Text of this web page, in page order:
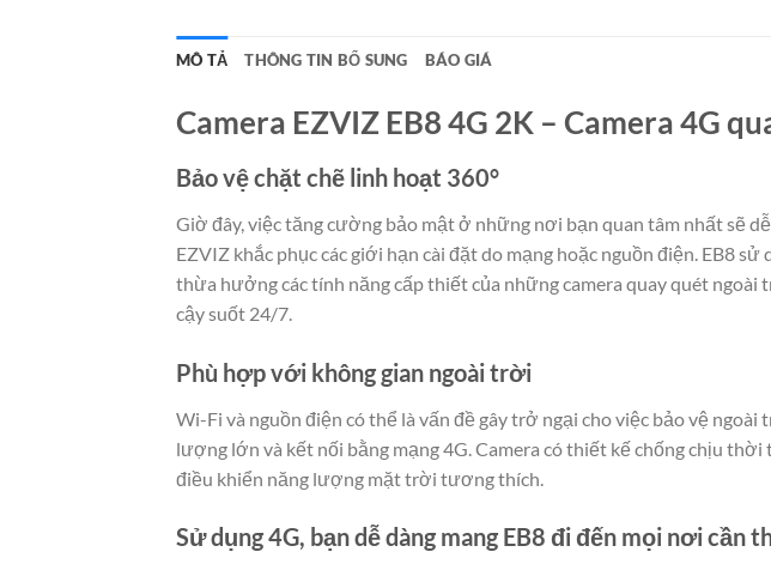
MÔ TẢ THÔNG TIN BỔ SUNG BÁO GIÁ
Camera EZVIZ EB8 4G 2K – Camera 4G
Bảo vệ chặt chẽ linh hoạt 360°
Giờ đây, việc tăng cường bảo mật ở những nơi bạn quan tâm nhất sẽ
EZVIZ khắc phục các giới hạn cài đặt do mạng hoặc nguồn điện. EB8
thừa hưởng các tính năng cấp thiết của những camera quay quét
cậy suốt 24/7.
Phù hợp với không gian ngoài trời
Wi-Fi và nguồn điện có thể là vấn đề gây trở ngại cho việc bảo vệ ngoài
lượng lớn và kết nối bằng mạng 4G. Camera có thiết kế chống chịu
điều khiển năng lượng mặt trời tương thích.
Sử dụng 4G, bạn dễ dàng mang EB8 đi đến mọi nơi cần